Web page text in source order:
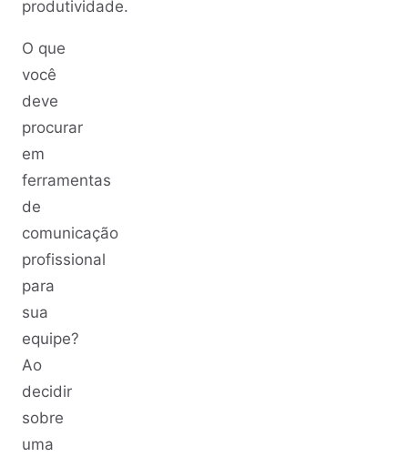
produtividade.
O que
você
deve
procurar
em
ferramentas
de
comunicação
profissional
para
sua
equipe?
Ao
decidir
sobre
uma